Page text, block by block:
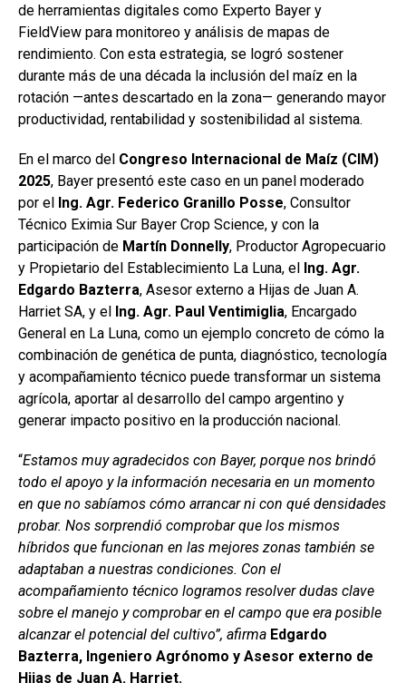
de herramientas digitales como Experto Bayer y
FieldView para monitoreo y análisis de mapas de
rendimiento. Con esta estrategia, se logró sostener
durante más de una década la inclusión del maíz en la
rotación —antes descartado en la zona— generando mayor
productividad, rentabilidad y sostenibilidad al sistema.
En el marco del Congreso Internacional de Maíz (CIM)
2025, Bayer presentó este caso en un panel moderado
por el Ing. Agr. Federico Granillo Posse, Consultor
Técnico Eximia Sur Bayer Crop Science, y con la
participación de Martín Donnelly, Productor Agropecuario
y Propietario del Establecimiento La Luna, el Ing. Agr.
Edgardo Bazterra, Asesor externo a Hijas de Juan A.
Harriet SA, y el Ing. Agr. Paul Ventimiglia, Encargado
General en La Luna, como un ejemplo concreto de cómo la
combinación de genética de punta, diagnóstico, tecnología
y acompañamiento técnico puede transformar un sistema
agrícola, aportar al desarrollo del campo argentino y
generar impacto positivo en la producción nacional.
“Estamos muy agradecidos con Bayer, porque nos brindó
todo el apoyo y la información necesaria en un momento
en que no sabíamos cómo arrancar ni con qué densidades
probar. Nos sorprendió comprobar que los mismos
híbridos que funcionan en las mejores zonas también se
adaptaban a nuestras condiciones. Con el
acompañamiento técnico logramos resolver dudas clave
sobre el manejo y comprobar en el campo que era posible
alcanzar el potencial del cultivo”, afirma Edgardo
Bazterra, Ingeniero Agrónomo y Asesor externo de
Hijas de Juan A. Harriet.